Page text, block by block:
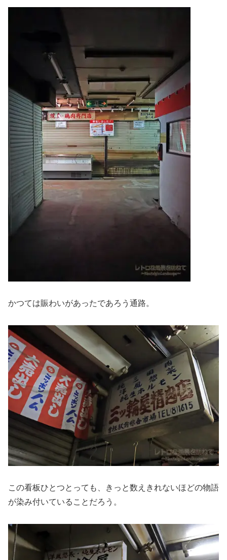
かつては賑わいがあったであろう通路。
この看板ひとつとっても、きっと数えきれないほどの物語
が染み付いていることだろう。